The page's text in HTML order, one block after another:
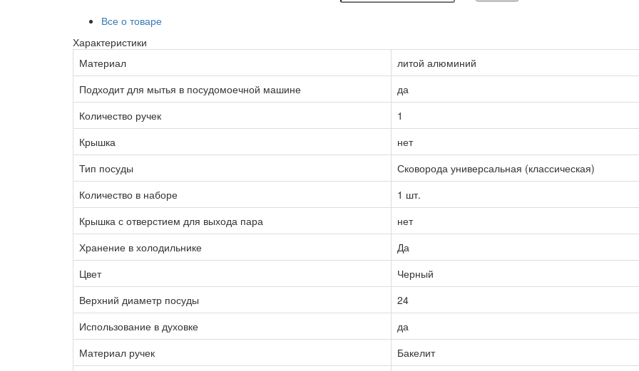
Все о товаре
Характеристики
Материал
литой алюминий
Подходит для мытья в посудомоечной машине
да
Количество ручек
1
Крышка
нет
Тип посуды
Сковорода универсальная (классическая)
Количество в наборе
1 шт.
Крышка с отверстием для выхода пара
нет
Хранение в холодильнике
Да
Цвет
Черный
Верхний диаметр посуды
24
Использование в духовке
да
Материал ручек
Бакелит